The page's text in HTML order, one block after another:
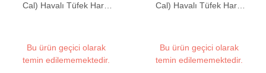
Cal) Havalı Tüfek Harbi
Bu ürün geçici olarak
temin edilememektedir.
Cal) Havalı Tüfek Harbi
Bu ürün geçici olarak
temin edilememektedir.